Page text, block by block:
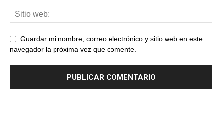
Guardar mi nombre, correo electrónico y sitio web en este
navegador la próxima vez que comente.